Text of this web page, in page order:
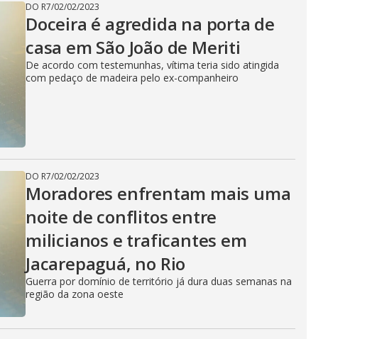
DO R7/02/02/2023
Doceira é agredida na porta de
casa em São João de Meriti
De acordo com testemunhas, vítima teria sido atingida
com pedaço de madeira pelo ex-companheiro
DO R7/02/02/2023
Moradores enfrentam mais uma
noite de conflitos entre
milicianos e traficantes em
Jacarepaguá, no Rio
Guerra por domínio de território já dura duas semanas na
região da zona oeste